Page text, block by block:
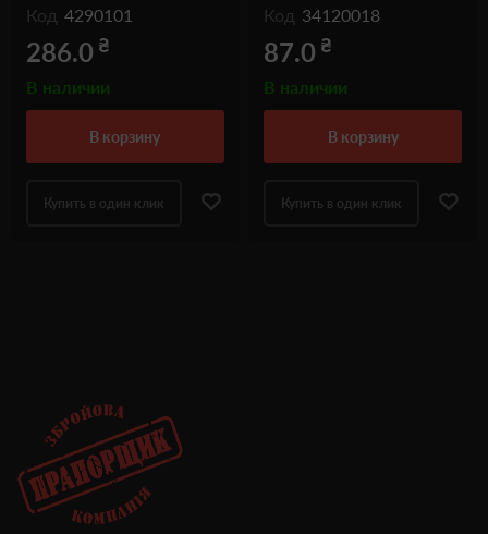
Код 4290101
286.0 ₴
В наличии
в корзину
Купить в один клик
Код 34120018
87.0 ₴
В наличии
в корзину
Купить в один клик